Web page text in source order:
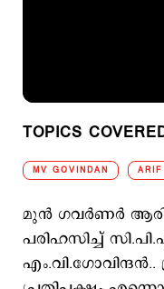
TOPICS
MV GOVINDAN ARIF
മുന്‍ ഗവര്‍ണര്‍
പരിഹസിച്ച്